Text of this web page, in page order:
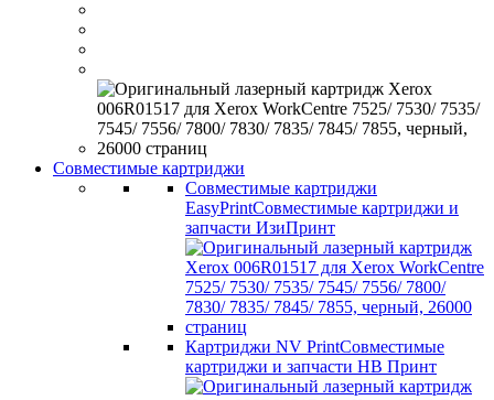
Совместимые картриджи
Совместимые картриджи
EasyPrintСовместимые картриджи и
запчасти ИзиПринт
Картриджи NV PrintСовместимые
картриджи и запчасти НВ Принт